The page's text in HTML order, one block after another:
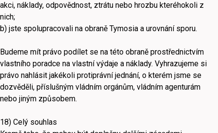
akci, náklady, odpovědnost, ztrátu nebo hrozbu kteréhokoli z
nich;
b) jste spolupracovali na obraně Tymosia a urovnání sporu.
Budeme mít právo podílet se na této obraně prostřednictvím
vlastního poradce na vlastní výdaje a náklady. Vyhrazujeme si
právo nahlásit jakékoli protiprávní jednání, o kterém jsme se
dozvěděli, příslušným vládním orgánům, vládním agenturám
nebo jiným způsobem.
18) Celý souhlas